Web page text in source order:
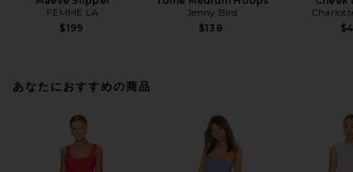
FEMME LA
$199
Jenny Bird
$138
あなたにおすすめの商品